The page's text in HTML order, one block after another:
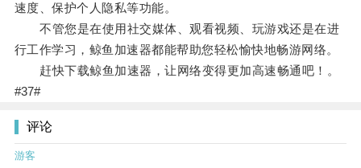
速度、保护个人隐私等功能。
不管您是在使用社交媒体、观看视频、玩游戏还是在进
行工作学习，鲸鱼加速器都能帮助您轻松愉快地畅游网络。
赶快下载鲸鱼加速器，让网络变得更加高速畅通吧！。
#37#
评论
游客